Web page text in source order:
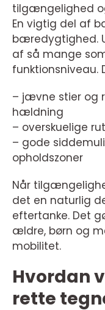
tilgængelighed
En vigtig del af
bæredygtighed.
af så mange
funktionsniveau.
– jævne stier og
hældning
– overskuelige
– gode
opholdszoner
Når
det en naturlig
eftertanke. Det
ældre, børn og
mobilitet.
Hvordan
rette